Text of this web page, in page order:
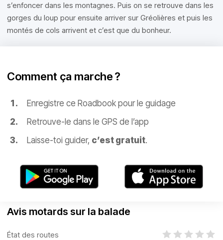
s’enfoncer dans les montagnes. Puis on se retrouve dans les
gorges du loup pour ensuite arriver sur Gréolières et puis les
montés de cols arrivent et c’est que du bonheur.
Comment ça marche ?
Enregistre ce Roadbook pour le guidage
Retrouve-le dans le GPS de l’app
Laisse-toi guider, c’est gratuit.
Avis motards sur la balade
État des routes